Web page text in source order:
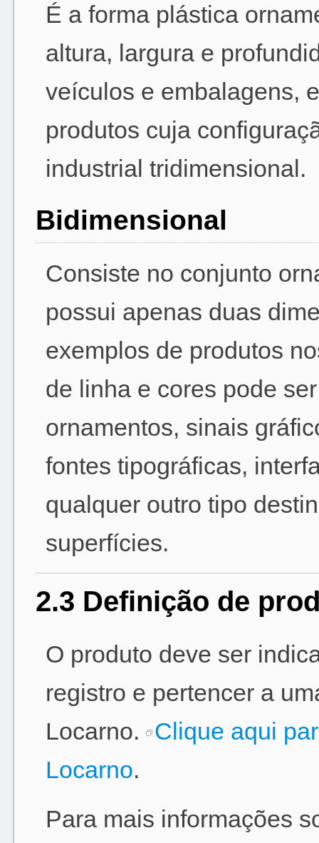
É a forma plástica
altura, largura e
veículos e embalagens,
produtos cuja
industrial tridimensional.
Bidimensional
Consiste no conjunto
possui apenas duas
exemplos de produtos
de linha e cores pode
ornamentos, sinais
fontes tipográficas,
qualquer outro tipo
superfícies.
2.3 Definição de
O produto deve ser
registro e pertencer a
Locarno.
Clique aqui
Locarno.
Para mais informações